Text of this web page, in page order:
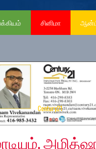
சினிமா
Century21
December